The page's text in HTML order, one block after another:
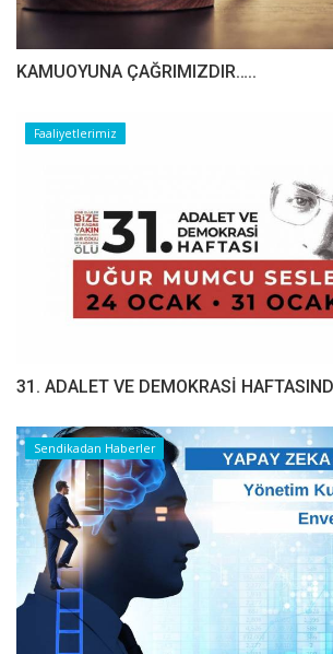
​​​​​​​KAMUOYUNA ÇAĞRIMIZDIR…..
Faaliyetlerimiz
31. ADALET VE DEMOKRASİ
Sendikadan Haberler